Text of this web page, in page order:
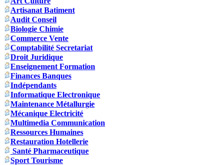
Artisanat Batiment
Audit Conseil
Biologie Chimie
Commerce Vente
Comptabilité Secretariat
Droit Juridique
Enseignement Formation
Finances Banques
Indépendants
Informatique Electronique
Maintenance Métallurgie
Mécanique Electricité
Multimedia Communication
Ressources Humaines
Restauration Hotellerie
Santé Pharmaceutique
Sport Tourisme